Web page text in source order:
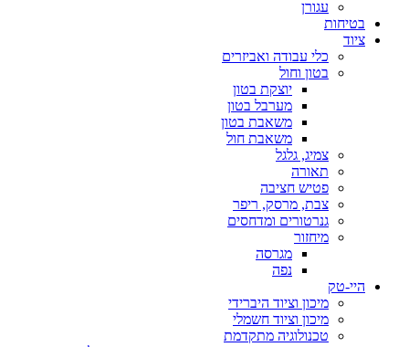
עגורן
בטיחות
ציוד
כלי עבודה ואביזרים
בטון וחול
יוצקת בטון
מערבל בטון
משאבת בטון
משאבת חול
צמיג, גלגל
תאורה
פטיש חציבה
צבת, מרסק, ריפר
גנרטורים ומדחסים
מיחזור
מגרסה
נפה
היי-טק
מיכון וציוד היברידי
מיכון וציוד חשמלי
טכנולוגיה מתקדמת